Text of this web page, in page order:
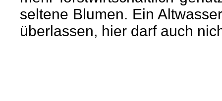
seltene Blumen. Ein
überlassen, hier darf auch